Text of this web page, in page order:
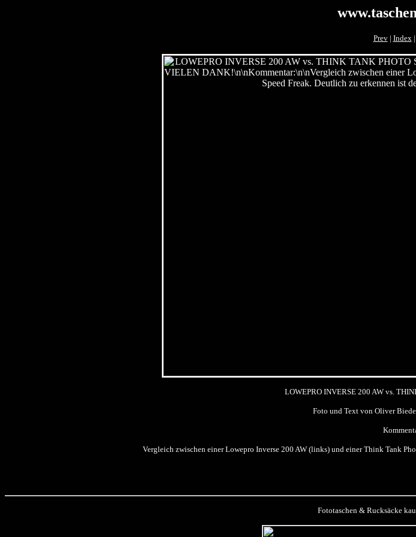
Prev| Index|
LOWEPRO INVERSE 200 AW vs.
Foto und Text von Oliver
Vergleich zwischen einer Lowepro Inverse 200 AW (links) und einer Think Tank
Fototaschen & Rucksäcke